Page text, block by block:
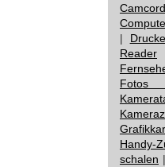
|
Reader
Fotos
Handy-
schalen |